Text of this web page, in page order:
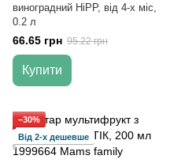
виноградний HiPP, від 4-х міс,
0.2 л
66.65 грн 95.22 грн
Купити
−30%
Від 2-х дешевше